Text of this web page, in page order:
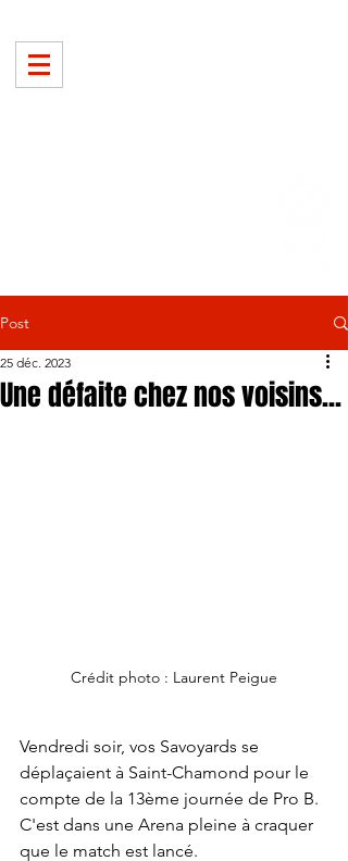
Post
Une défaite chez nos voisins...
25 déc. 2023
Crédit photo : Laurent Peigue
Vendredi soir, vos Savoyards se
déplaçaient à Saint-Chamond pour le
compte de la 13ème journée de Pro B.
C'est dans une Arena pleine à craquer
que le match est lancé.